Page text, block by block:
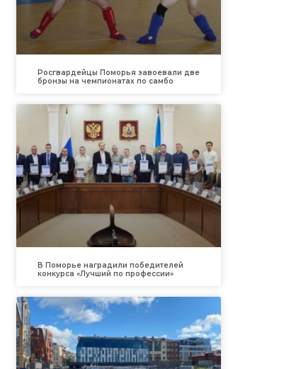
Росгвардейцы Поморья завоевали две
бронзы на чемпионатах по самбо
В Поморье наградили победителей
конкурса «Лучший по профессии»